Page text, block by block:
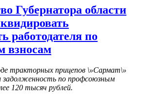
Губернатора области
работодателя по
взносам
тракторных прицепов \»Сармат\»
задолженность по профсоюзным
120 тысяч рублей.